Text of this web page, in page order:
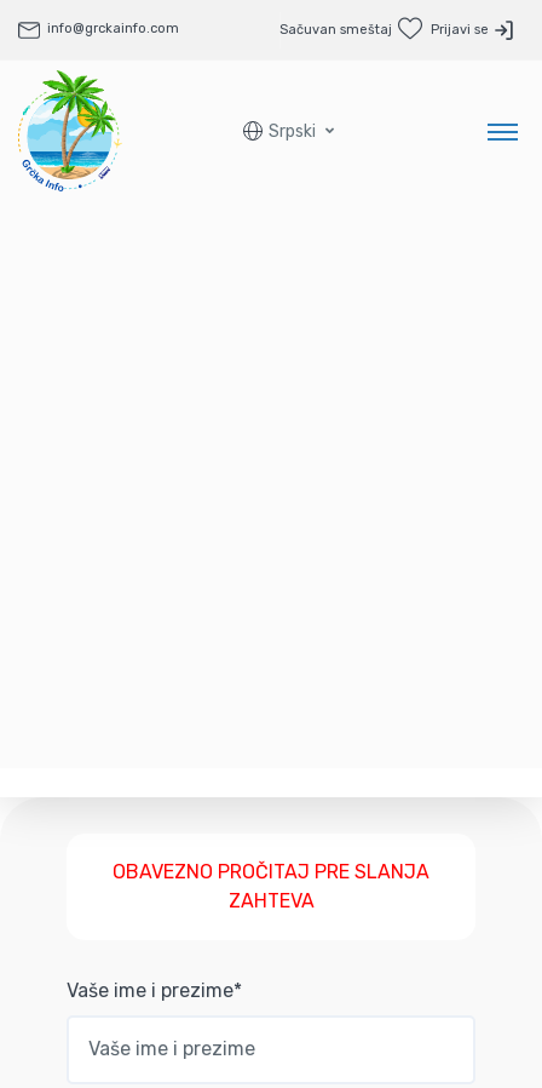
info@grckainfo.com Sačuvan smeštaj Prijavi se
Srpski
OBAVEZNO PROČITAJ PRE SLANJA
ZAHTEVA
Vaše ime i prezime*